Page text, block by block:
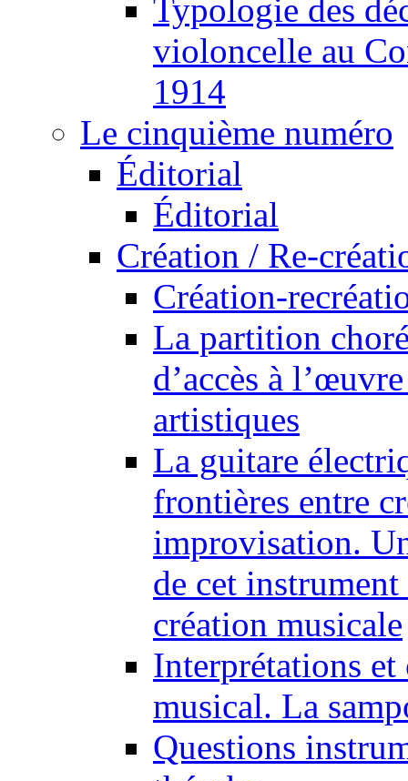
Typologie des
violoncelle au
1914
Le cinquième numéro
Éditorial
Éditorial
Création / Re-
Création-
La partition
d’accès à
artistiques
La guitare
frontières entre
improvisation.
de cet
création musicale
Interprétations et
musical. La
Questions